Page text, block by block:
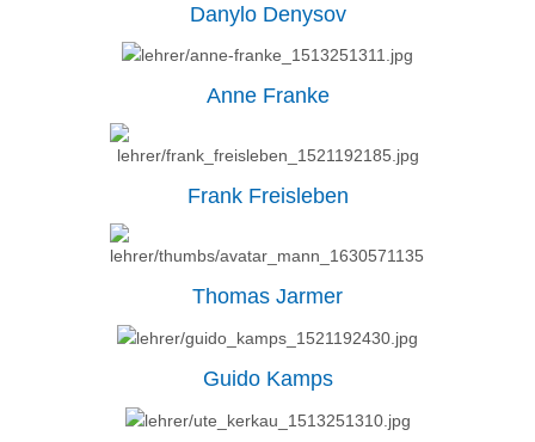
Danylo Denysov
Anne Franke
Frank Freisleben
Thomas Jarmer
Guido Kamps